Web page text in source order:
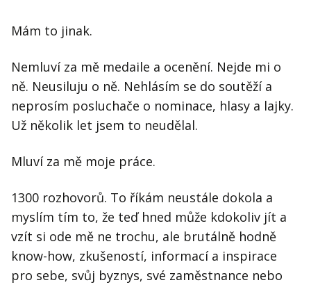
Mám to jinak.
Nemluví za mě medaile a ocenění. Nejde mi o
ně. Neusiluju o ně. Nehlásím se do soutěží a
neprosím posluchače o nominace, hlasy a lajky.
Už několik let jsem to neudělal.
Mluví za mě moje práce.
1300 rozhovorů. To říkám neustále dokola a
myslím tím to, že teď hned může kdokoliv jít a
vzít si ode mě ne trochu, ale brutálně hodně
know-how, zkušeností, informací a inspirace
pro sebe, svůj byznys, své zaměstnance nebo